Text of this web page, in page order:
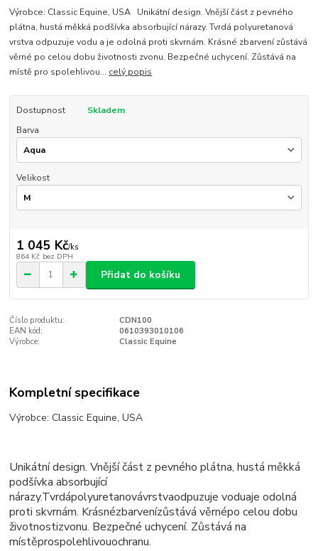
Výrobce: Classic Equine, USA Unikátní design. Vnější část z pevného
plátna, hustá měkká podšívka absorbující nárazy. Tvrdá polyuretanová
vrstva odpuzuje vodu a je odolná proti skvrnám. Krásné zbarvení zůstává
věrné po celou dobu životnosti zvonu. Bezpečné uchycení. Zůstává na
místě pro spolehlivou... celý popis
Dostupnost
Skladem
Barva
Velikost
1 045 Kč/ks
864 Kč bez DPH
Přidat do košíku
Číslo produktu:
CDN100
EAN kód:
0610393010106
Výrobce:
Classic Equine
Kompletní specifikace
Výrobce: Classic Equine, USA
Unikátní design.Vnější část z pevného plátna, hustá měkká
podšívka absorbující
nárazy.Tvrdápolyuretanovávrstvaodpuzuje voduaje odolná
proti skvrnám. Krásnézbarvenízůstává věrnépo celou dobu
životnostizvonu. Bezpečné uchycení. Zůstává na
místěprospolehlivouochranu.